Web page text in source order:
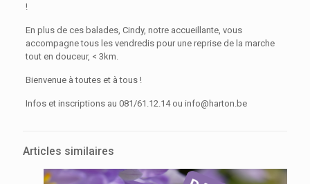
!
En plus de ces balades, Cindy, notre accueillante, vous
accompagne tous les vendredis pour une reprise de la marche
tout en douceur, < 3km.
Bienvenue à toutes et à tous !
Infos et inscriptions au 081/61.12.14 ou info@harton.be
Articles similaires